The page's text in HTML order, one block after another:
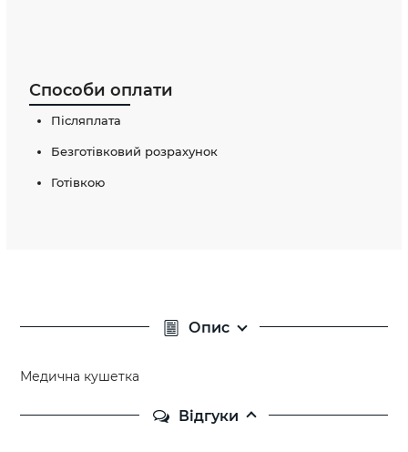
Способи оплати
Післяплата
Безготівковий розрахунок
Готівкою
Опис
Медична кушетка
Відгуки